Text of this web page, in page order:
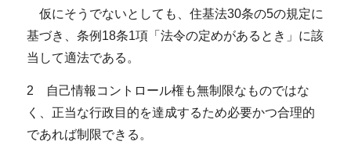
仮にそうでないとしても、住基法30条の5の規定に
基づき、条例18条1項「法令の定めがあるとき」に該
当して適法である。
2 自己情報コントロール権も無制限なものではな
く、正当な行政目的を達成するため必要かつ合理的
であれば制限できる。